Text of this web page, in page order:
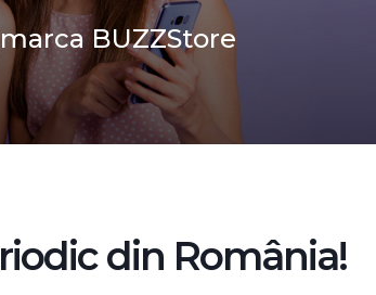
BUZZStore
din România!